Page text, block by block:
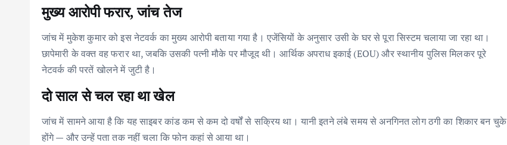
मुख्य आरोपी फरार, जांच तेज
जांच में मुकेश कुमार को इस नेटवर्क का मुख्य आरोपी बताया गया है। एजेंसियों के अनुसार उसी के घर से पूरा सिस्टम चलाया जा रहा था।
छापेमारी के वक्त वह फरार था, जबकि उसकी पत्नी मौके पर मौजूद थी। आर्थिक अपराध इकाई (EOU) और स्थानीय पुलिस मिलकर पूरे
नेटवर्क की परतें खोलने में जुटी है।
दो साल से चल रहा था खेल
जांच में सामने आया है कि यह साइबर कांड कम से कम दो वर्षों से सक्रिय था। यानी इतने लंबे समय से अनगिनत लोग ठगी का शिकार बन चुके
होंगे — और उन्हें पता तक नहीं चला कि फोन कहां से आया था।